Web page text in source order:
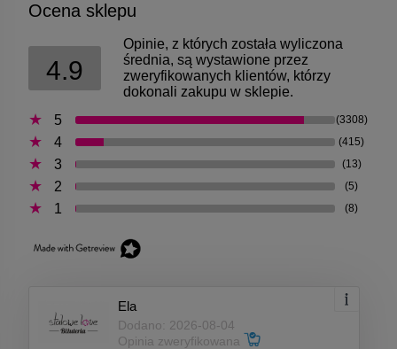
Ocena sklepu
4.9
Opinie, z których została wyliczona
średnia, są wystawione przez
zweryfikowanych klientów, którzy
dokonali zakupu w sklepie.
5
(3308)
4 (415)
3 (13)
2 (5)
1 (8)
Ela
Dodano: 2026-08-04
Opinia zweryfikowana